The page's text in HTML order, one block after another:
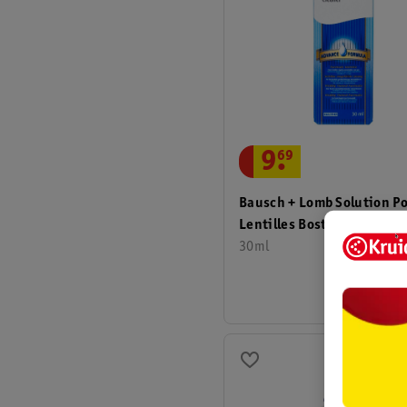
Bausch + Lomb Solution
Lentilles Boston Cleaner
30ml
9.
69